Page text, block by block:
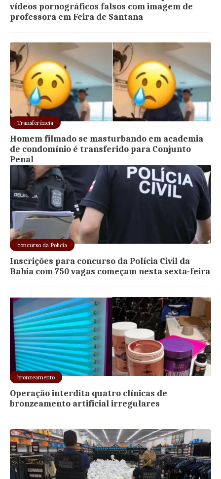
vídeos pornográficos falsos com imagem de
professora em Feira de Santana
Transferência
Homem filmado se masturbando em academia
de condomínio é transferido para Conjunto
Penal
concurso da Polícia
Inscrições para concurso da Polícia Civil da
Bahia com 750 vagas começam nesta sexta-feira
bronzeamento
Operação interdita quatro clínicas de
bronzeamento artificial irregulares